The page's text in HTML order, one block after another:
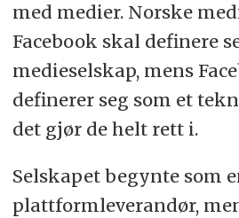
med medier. Norske
Facebook skal definere
medieselskap, mens
definerer seg som et
det gjør de helt rett i.
Selskapet begynte som
plattformleverandør,